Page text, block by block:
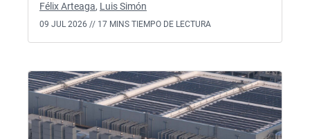
Félix Arteaga, Luis Simón
09 JUL 2026 // 17 MINS TIEMPO DE LECTURA